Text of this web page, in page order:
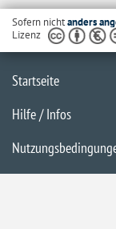
Sofern nichtanders
Lizenz
Startseite
Hilfe / Infos